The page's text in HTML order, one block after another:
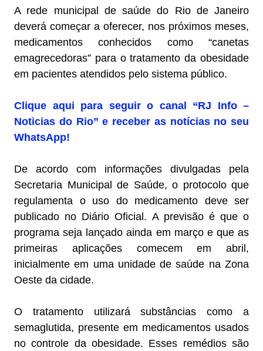
A rede municipal de saúde do Rio de Janeiro
deverá começar a oferecer, nos próximos meses,
medicamentos conhecidos como “canetas
emagrecedoras” para o tratamento da obesidade
em pacientes atendidos pelo sistema público.
Clique aqui para seguir o canal “RJ Info –
Noticias do Rio” e receber as notícias no seu
WhatsApp!
De acordo com informações divulgadas pela
Secretaria Municipal de Saúde, o protocolo que
regulamenta o uso do medicamento deve ser
publicado no Diário Oficial. A previsão é que o
programa seja lançado ainda em março e que as
primeiras aplicações comecem em abril,
inicialmente em uma unidade de saúde na Zona
Oeste da cidade.
O tratamento utilizará substâncias como a
semaglutida, presente em medicamentos usados
no controle da obesidade. Esses remédios são